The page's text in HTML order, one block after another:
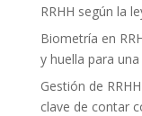
RRHH según la
Biometría en
y huella para
Gestión de
clave de contar